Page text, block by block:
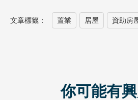
文章標籤： 置業 居屋 資助房
你可能有